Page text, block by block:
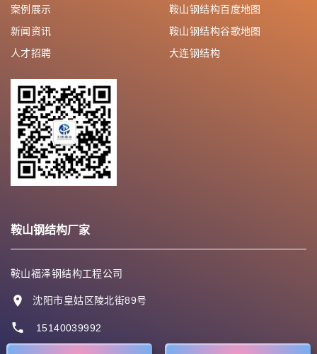
案例展示
新闻资讯
人才招聘
鞍山钢结构百度地图
鞍山钢结构谷歌地图
大连钢结构
铁岭钢结构
鞍山钢结构厂家
鞍山福泽钢结构工程公司
沈阳市皇姑区陵北街89号
15140039992